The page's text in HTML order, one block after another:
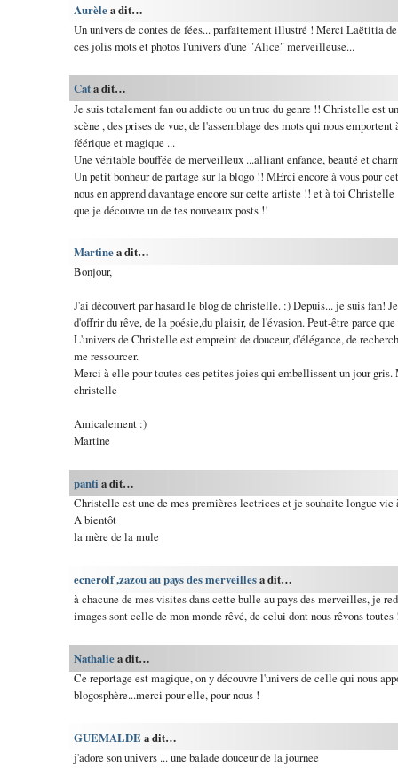
Aurèlea dit…
Un univers de contes de fées... parfaitement illustré ! Merci Laëtitia
ces jolis mots et photos l'univers d'une "Alice" merveilleuse...
Cata dit…
Je suis totalement fan ou addicte ou un truc du genre !! Christelle est
scène , des prises de vue, de l'assemblage des mots qui nous
féérique et magique ...
Une véritable bouffée de merveilleux ...alliant enfance, beauté et
Un petit bonheur de partage sur la blogo !! MErci encore à vous pour
nous en apprend davantage encore sur cette artiste !! et à toi
que je découvre un de tes nouveaux posts !!
Martinea dit…
Bonjour,
J'ai découvert par hasard le blog de christelle. :) Depuis... je suis fan!
d'offrir du rêve, de la poésie,du plaisir, de l'évasion. Peut-être parce
L'univers de Christelle est empreint de douceur, d'élégance, de
me ressourcer.
Merci à elle pour toutes ces petites joies qui embellissent un jour gris.
christelle
Amicalement :)
Martine
panti a dit…
Christelle est une de mes premières lectrices et je souhaite longue vie
A bientôt
la mère de la mule
ecnerolf ,zazou au pays des merveillesa dit…
à chacune de mes visites dans cette bulle au pays des merveilles, je
images sont celle de mon monde rêvé, de celui dont nous rêvons toutes
Nathaliea dit…
Ce reportage est magique, on y découvre l'univers de celle qui nous
blogosphère...merci pour elle, pour nous !
GUEMALDE a dit…
j'adore son univers ... une balade douceur de la journee